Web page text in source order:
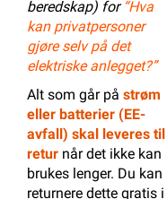
beredskap) for “Hva
kan privatpersoner
gjøre selv på det
elektriske anlegget?”
Alt som går på strøm
eller batterier (EE-
avfall) skal leveres til
retur når det ikke kan
brukes lenger. Du kan
returnere dette gratis i